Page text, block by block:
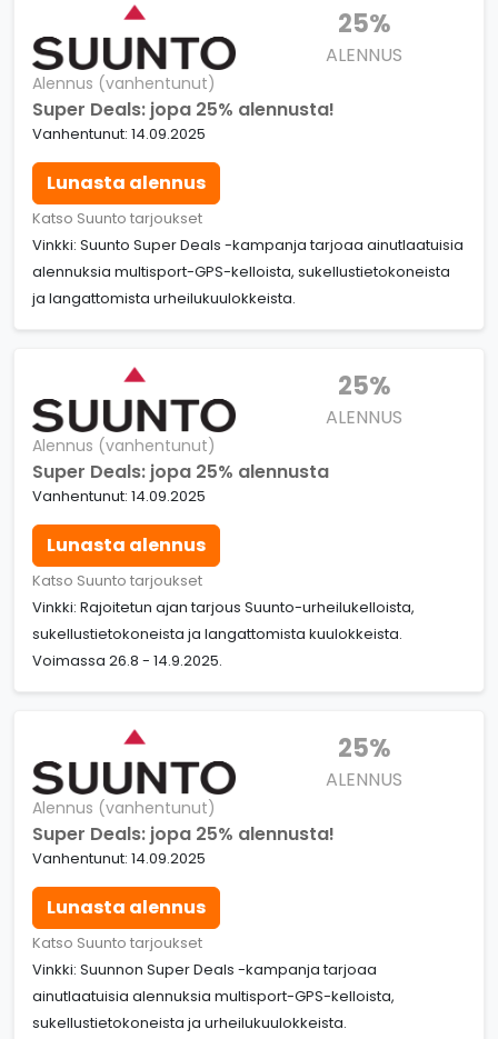
25%
ALENNUS
Alennus (vanhentunut)
Super Deals: jopa 25% alennusta!
Vanhentunut: 14.09.2025
Lunasta alennus
Katso Suunto tarjoukset
Vinkki: Suunto Super Deals -kampanja tarjoaa ainutlaatuisia
alennuksia multisport-GPS-kelloista, sukellustietokoneista
ja langattomista urheilukuulokkeista.
25%
ALENNUS
Alennus (vanhentunut)
Super Deals: jopa 25% alennusta
Vanhentunut: 14.09.2025
Lunasta alennus
Katso Suunto tarjoukset
Vinkki: Rajoitetun ajan tarjous Suunto-urheilukelloista,
sukellustietokoneista ja langattomista kuulokkeista.
Voimassa 26.8 - 14.9.2025.
25%
ALENNUS
Alennus (vanhentunut)
Super Deals: jopa 25% alennusta!
Vanhentunut: 14.09.2025
Lunasta alennus
Katso Suunto tarjoukset
Vinkki: Suunnon Super Deals -kampanja tarjoaa
ainutlaatuisia alennuksia multisport-GPS-kelloista,
sukellustietokoneista ja urheilukuulokkeista.